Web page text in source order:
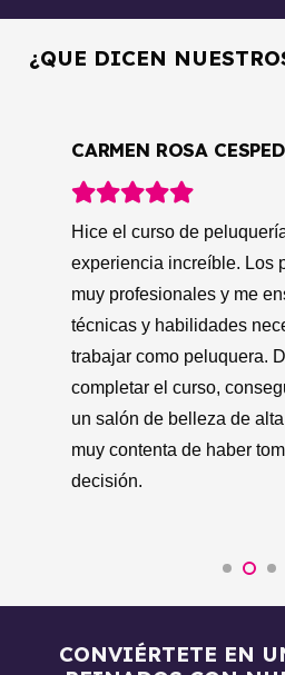
¿QUE DICEN
esta academia, mi vida
completamente. Los
profesionales y me
técnicas y habilidades
trabajar como peluquera.
oportunidad de poner en
había aprendido en el
que me ayudó a adquirir
CONVIÉRTETE EN